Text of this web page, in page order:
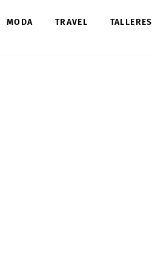
MODA TRAVEL TALLERES